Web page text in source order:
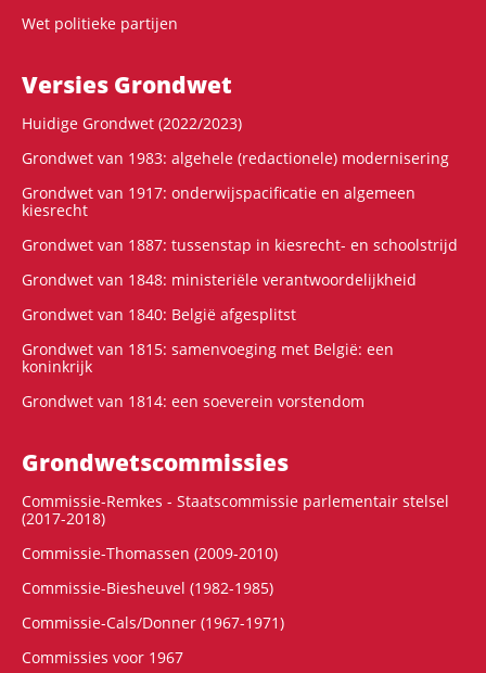
Wet politieke partijen
Versies Grondwet
Huidige Grondwet (2022/2023)
Grondwet van 1983: algehele (redactionele) modernisering
Grondwet van 1917: onderwijspacificatie en algemeen
kiesrecht
Grondwet van 1887: tussenstap in kiesrecht- en schoolstrijd
Grondwet van 1848: ministeriële verantwoordelijkheid
Grondwet van 1840: België afgesplitst
Grondwet van 1815: samenvoeging met België: een
koninkrijk
Grondwet van 1814: een soeverein vorstendom
Grondwets­commissies
Commissie-Remkes - Staatscommissie parlementair stelsel
(2017-2018)
Commissie-Thomassen (2009-2010)
Commissie-Biesheuvel (1982-1985)
Commissie-Cals/Donner (1967-1971)
Commissies voor 1967